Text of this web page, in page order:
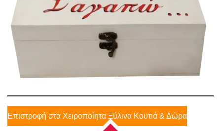
Επιστροφή στα Χειροποίητα Ξύλινα Κουτιά & Δώρα